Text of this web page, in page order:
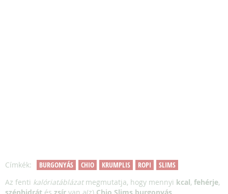
Címkék: BURGONYÁS CHIO KRUMPLIS ROPI
SLIMS
Az fenti kalóriatáblázatmegmutatja, hogy mennyi kcal, fehérje,